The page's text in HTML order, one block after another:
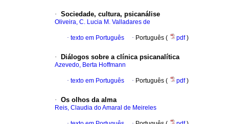
· Sociedade, cultura, psicanálise
Oliveira, C. Lucia M. Valladares de
· texto em Português · Português ( pdf)
· Diálogos sobre a clínica psicanalítica
Azevedo, Berta Hoffmann
· texto em Português · Português ( pdf)
· Os olhos da alma
Reis, Claudia do Amaral de Meireles